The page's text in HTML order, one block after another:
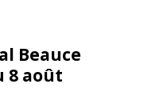
Beauce
8 août